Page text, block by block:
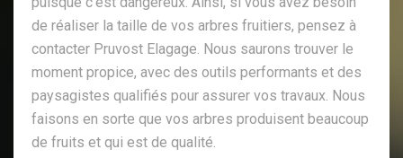
de réaliser la taille de vos arbres fruitiers, pensez à
contacter Pruvost Elagage. Nous saurons trouver le
moment propice, avec des outils performants et des
paysagistes qualifiés pour assurer vos travaux. Nous
faisons en sorte que vos arbres produisent beaucoup
de fruits et qui est de qualité.